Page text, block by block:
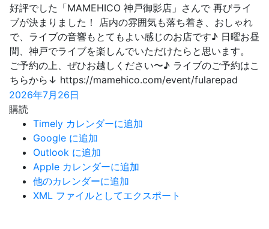
好評でした「MAMEHICO 神戸御影店」さんで 再びライ
ブが決まりました！ 店内の雰囲気も落ち着き、おしゃれ
で、ライブの音響もとてもよい感じのお店です♪ 日曜お昼
間、神戸でライブを楽しんでいただけたらと思います。
ご予約の上、ぜひお越しください〜♪ ライブのご予約はこ
ちらから↓ https://mamehico.com/event/fularepad
2026年7月26日
購読
Timely カレンダーに追加
Google に追加
Outlook に追加
Apple カレンダーに追加
他のカレンダーに追加
XML ファイルとしてエクスポート